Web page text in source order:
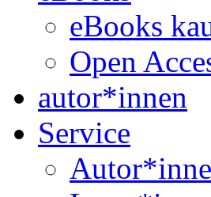
eBooks
Open
autor*innen
Service